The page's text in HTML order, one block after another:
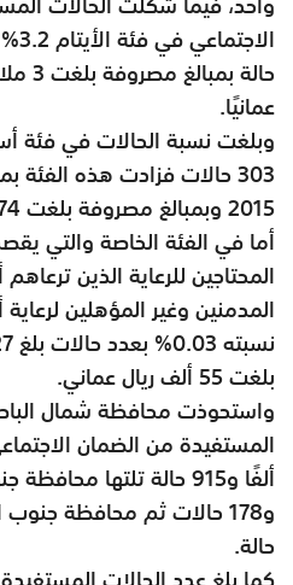
عمانيًا.
2015 وبمبالغ مصروفة بلغت 574 ألفًا و581 ريالًا عمانيًا.
أما في الفئة الخاصة والتي
المحتاجين للرعاية الذين
المدمنين وغير المؤهلين
بلغت 55 ألف ريال عماني.
واستحوذت محافظة شمال
حالة.